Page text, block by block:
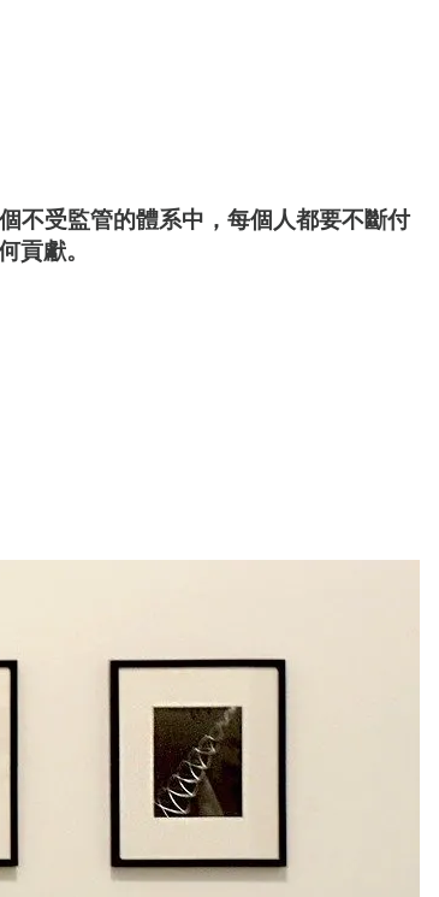
不受監管的體系中，每個人都要不斷付
貢獻。